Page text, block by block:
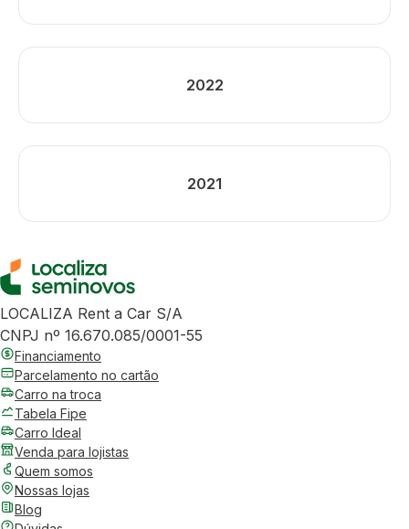
2022
2021
LOCALIZA Rent a Car S/A
CNPJ nº 16.670.085/0001-55
Financiamento
Parcelamento no cartão
Carro na troca
Tabela Fipe
Carro Ideal
Venda para lojistas
Quem somos
Nossas lojas
Blog